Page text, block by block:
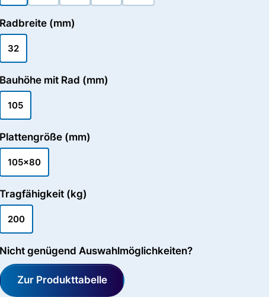
Radbreite (mm)
32
Bauhöhe mit Rad (mm)
105
Plattengröße (mm)
105x80
Tragfähigkeit (kg)
200
Nicht genügend Auswahlmöglichkeiten?
Zur Produkttabelle